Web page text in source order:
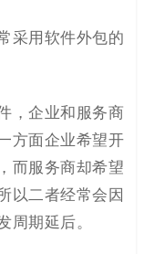
采用软件外包的
，企业和服务商
方面企业希望开
而服务商却希望
以二者经常会因
周期延后。